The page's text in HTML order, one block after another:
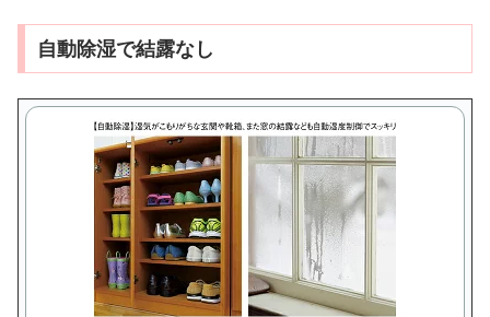
自動除湿で結露なし